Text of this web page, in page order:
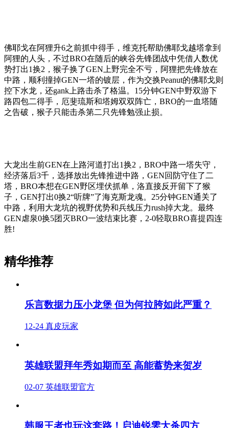
佛耶戈在阿狸升6之前抓中得手，维克托帮助佛耶戈越塔拿到
阿狸的人头，不过BRO在随后的峡谷先锋团战中凭借人数优
势打出1换2，猴子换了GEN上野完全不亏，阿狸把先锋放在
中路，顺利撞掉GEN一塔的镀层，作为交换Peanut的佛耶戈则
控下水龙，还gank上路击杀了格温。15分钟GEN中野双游下
路四包二得手，厄斐琉斯和塔姆双双阵亡，BRO的一血塔随
之告破，猴子只能击杀第二只先锋勉强止损。
大龙出生前GEN在上路河道打出1换2，BRO中路一塔失守，
经济落后3千，选择放出先锋推进中路，GEN回防守住了二
塔，BRO本想在GEN野区埋伏抓单，洛直接反开留下了猴
子，GEN打出0换2“听牌”了海克斯龙魂。25分钟GEN通关了
中路，利用大龙坑的视野优势和兵线压力rush掉大龙。最终
GEN虐泉0换5团灭BRO一波结束比赛，2-0轻取BRO喜提四连
胜!
精华推荐
乐言数据力压小龙堡 但为何拉胯如此严重？
12-24 真皮玩家
英雄联盟拜年秀如期而至 高能蓄势来贺岁
02-07 英雄联盟官方
韩服王者也玩这套路！启迪锐雯大杀四方